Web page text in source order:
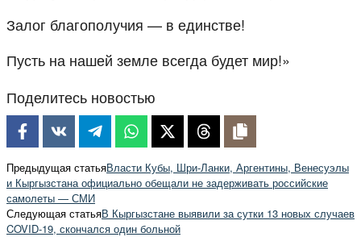
Залог благополучия — в единстве!
Пусть на нашей земле всегда будет мир!»
Поделитесь новостью
Предыдущая статьяВласти Кубы, Шри-Ланки, Аргентины, Венесуэлы
и Кыргызстана официально обещали не задерживать российские
самолеты — СМИ
Следующая статьяВ Кыргызстане выявили за сутки 13 новых случаев
COVID-19, скончался один больной